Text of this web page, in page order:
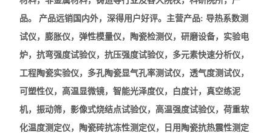
快速升温电炉
多孔陶瓷工程陶瓷试验仪
无机非金属材料理化试验仪
玻璃检测仪器
品。 产品远销国内外，深得用户好评。主营产品: 导热系数测
试仪，膨胀仪，弹性模量仪，陶瓷检测仪，研磨设备，实验电
炉，抗弯强度试验仪，抗压强度试验仪，多元素快速分析仪，
工程陶瓷实验仪，多孔陶瓷显气孔率测试仪，透气度测试仪，
可塑性仪，高温显微镜，智能光泽度仪，白度计，真空练泥
机，振动筛，影像式烧结点试验仪，高温强度试验仪，荷重软
化温度测定仪，陶瓷砖抗冻性测定仪，日用陶瓷抗热震性测定